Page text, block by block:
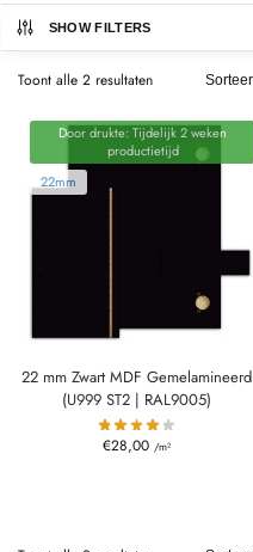
SHOW FILTERS
Toont alle 2 resultaten
Door drukte: Tijdelijk 2 weken
productietijd
22mm
22 mm Zwart MDF Gemelamineerd
(U999 ST2 | RAL9005)
€28,00 /m²